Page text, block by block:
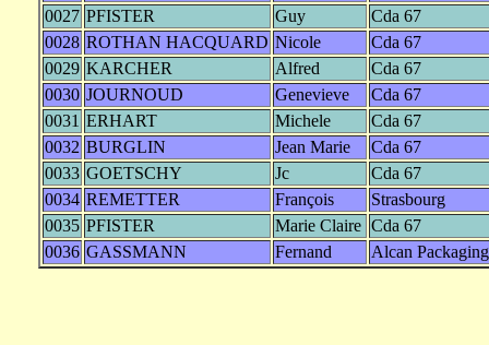
0027 PFISTER Guy
Cda 67
0028 ROTHAN HACQUARD Nicole
Cda 67
0029 KARCHER Alfred
Cda 67
0030 JOURNOUD Genevieve
Cda 67
0031 ERHART Michele
Cda 67
0032 BURGLIN Jean Marie
Cda 67
0033 GOETSCHY Jc
Cda 67
0034 REMETTER François
Strasbourg
0035 PFISTER Marie Claire Cda 67
0036 GASSMANN Fernand Alcan Packaging